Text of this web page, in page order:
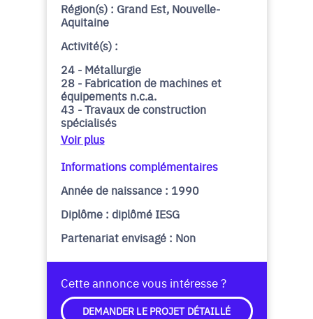
Région(s) : Grand Est, Nouvelle-
Aquitaine
Activité(s) :
24 - Métallurgie
28 - Fabrication de machines et
équipements n.c.a.
43 - Travaux de construction
spécialisés
Voir plus
Informations complémentaires
Année de naissance : 1990
Diplôme : diplômé IESG
Partenariat envisagé : Non
Cette annonce vous intéresse ?
DEMANDER LE PROJET DÉTAILLÉ